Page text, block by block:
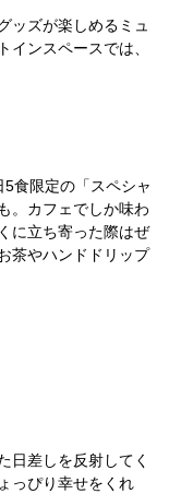
ッズが楽しめるミュ
インスペースでは、
食限定の「スペシャ
。カフェでしか味わ
に立ち寄った際はぜ
茶やハンドドリップ
日差しを反射してく
っぴり幸せをくれ